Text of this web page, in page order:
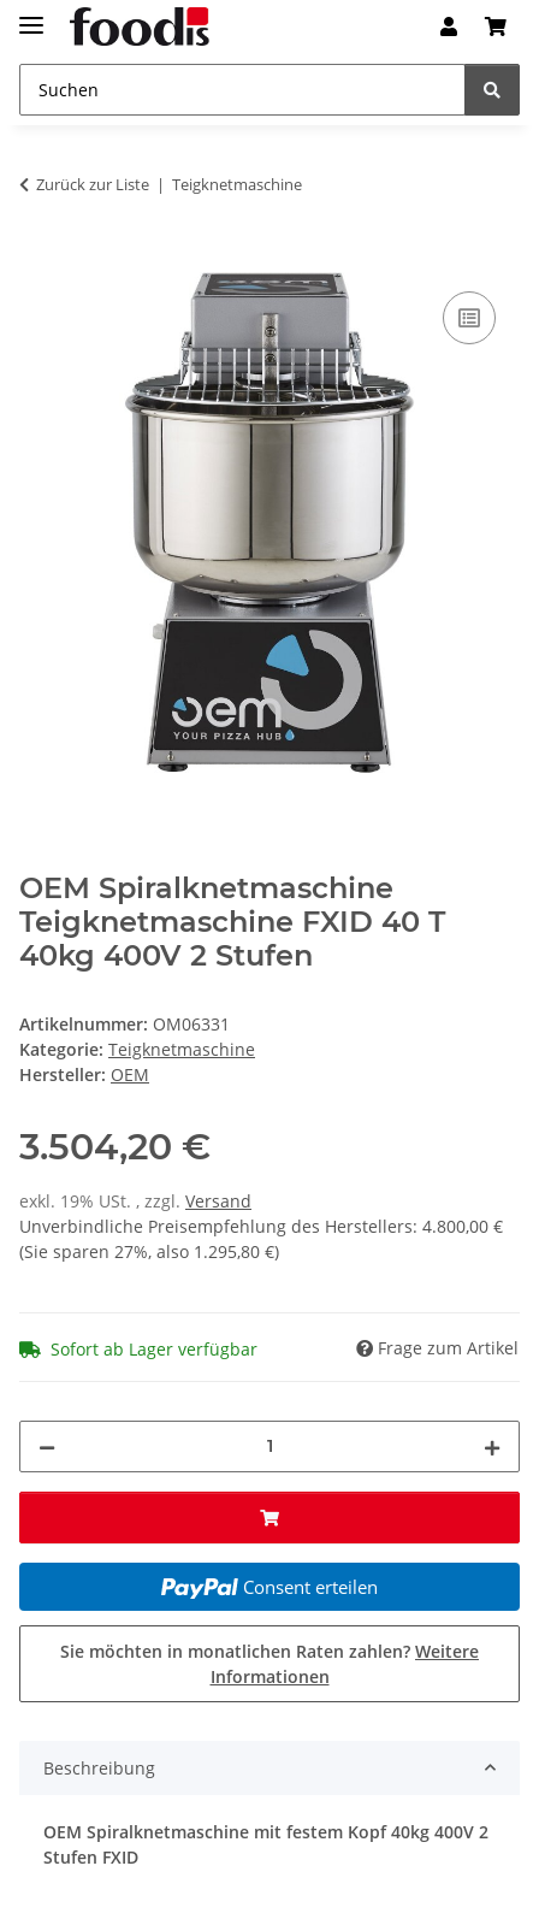
Zurück zur Liste Teigknetmaschine
OEM Spiralknetmaschine
Teigknetmaschine FXID 40 T
40kg 400V 2 Stufen
Artikelnummer: OM06331
Kategorie: Teigknetmaschine
Hersteller: OEM
3.504,20 €
exkl. 19% USt. , zzgl. Versand
Unverbindliche Preisempfehlung des Herstellers: 4.800,00 €
(Sie sparen 27%, also 1.295,80 €)
Sofort ab Lager verfügbar Frage zum Artikel
Consent erteilen
Sie möchten in monatlichen Raten zahlen? Weitere
Informationen
Beschreibung
OEM Spiralknetmaschine mit festem Kopf 40kg 400V 2
Stufen FXID